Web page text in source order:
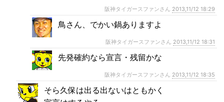
阪神タイガースファンさん 2013,11/12 18:29
鳥さん、でかい鍋ありますよ
阪神タイガースファンさん 2013,11/12 18:31
先発確約なら宣言・残留かな
阪神タイガースファンさん 2013,11/12 18:35
そら久保は出る出ないはともかく